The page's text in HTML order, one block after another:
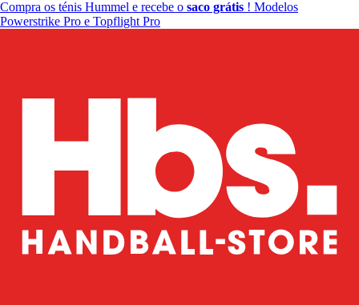
Compra os ténis Hummel e recebe o saco grátis ! Modelos
Powerstrike Pro e Topflight Pro